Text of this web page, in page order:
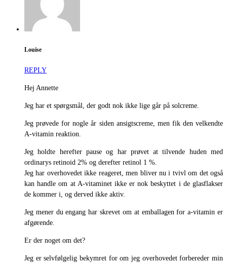
Louise
REPLY
Hej Annette
Jeg har et spørgsmål, der godt nok ikke lige går på solcreme.
Jeg prøvede for nogle år siden ansigtscreme, men fik den velkendte
A-vitamin reaktion.
Jeg holdte herefter pause og har prøvet at tilvende huden med
ordinarys retinoid 2% og derefter retinol 1 %.
Jeg har overhovedet ikke reageret, men bliver nu i tvivl om det også
kan handle om at A-vitaminet ikke er nok beskyttet i de glasflakser
de kommer i, og derved ikke aktiv.
Jeg mener du engang har skrevet om at emballagen for a-vitamin er
afgørende.
Er der noget om det?
Jeg er selvfølgelig bekymret for om jeg overhovedet forbereder min